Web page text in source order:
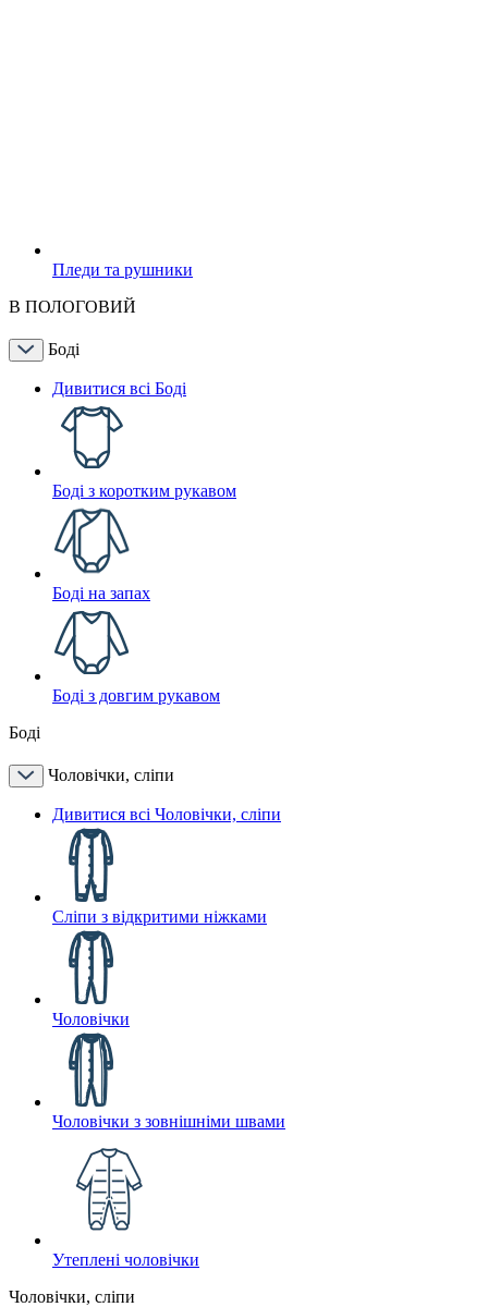
Пледи та рушники
В ПОЛОГОВИЙ
Боді
Дивитися всі Боді
Боді з коротким рукавом
Боді на запах
Боді з довгим рукавом
Боді
Чоловічки, сліпи
Дивитися всі Чоловічки, сліпи
Сліпи з відкритими ніжками
Чоловічки
Чоловічки з зовнішніми швами
Утеплені чоловічки
Чоловічки, сліпи